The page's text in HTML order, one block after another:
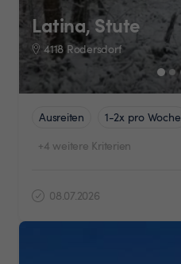
Latina, Stute
4118 Rodersdorf
Ausreiten 1-2x pro Woche
+4 weitere Kriterien
08.07.2026